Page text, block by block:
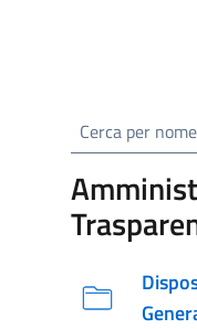
Cerca per nome file